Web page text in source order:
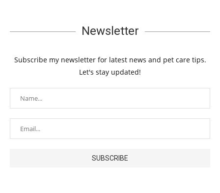
Newsletter
Subscribe my newsletter for latest news and pet care tips.
Let's stay updated!